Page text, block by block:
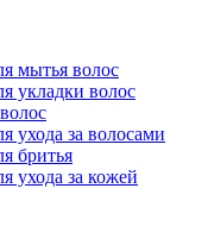
мытья волос
укладки волос
ухода за волосами
бритья
ухода за кожей